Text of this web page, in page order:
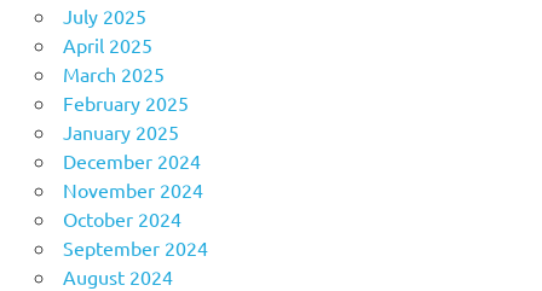
July 2025
April 2025
March 2025
February 2025
January 2025
December 2024
November 2024
October 2024
September 2024
August 2024